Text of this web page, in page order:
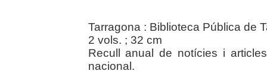
Tarragona : Biblioteca Pública de
2 vols. ; 32 cm
Recull anual de notícies i
nacional.